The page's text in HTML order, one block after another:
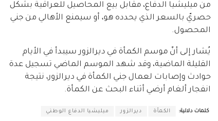
من ميليشيا الدفاع، مقابل بيع المحاصيل للعراقية بشكل
حصريّ بالسعر الذي يحدده هو، أو سيمنع الأهالي من جني
المحصول.
يُشار إلى أنّ موسم الكمأة في ديرالزور سيبدأ في الأيام
القليلة الماضية، وقد شهد الموسم الماضي تسجيل عدة
حوادث وإصابات لعمال جني الكمأة في ديرالزور، نتيجة
انفجار ألغام أرضي أثناء البحث عن الكمأة.
كلمات دلالية: الكمأة ديرالزور ميليشيا الدفاع الوطني